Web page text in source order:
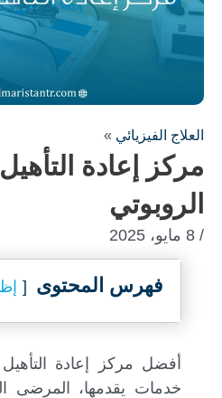
العلاج الفيزيائي »
مركز إعادة التأهيل
الروبوتي
/ 8 مايو، 2025
فهرس المحتوى
أفضل مركز إعادة
خدمات يقدمها، المرضى